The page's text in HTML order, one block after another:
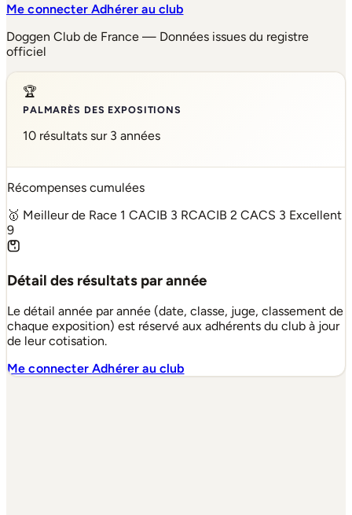
Me connecterAdhérer au club
Doggen Club de France — Données issues du registre
officiel
🏆
PALMARÈS DES EXPOSITIONS
10 résultats sur 3 années
Récompenses cumulées
🥇 Meilleur de Race 1 CACIB 3 RCACIB 2 CACS 3 Excellent
9
Détail des résultats par année
Le détail année par année (date, classe, juge, classement de
chaque exposition) est réservé aux adhérents du club à jour
de leur cotisation.
Me connecterAdhérer au club